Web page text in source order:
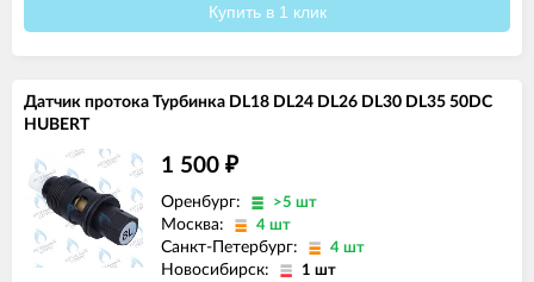
Купить в 1 клик
Датчик протока Турбинка DL18 DL24 DL26 DL30 DL35 50DC
HUBERT
1 500 ₽
Оренбург: >5 шт
Москва: 4 шт
Санкт-Петербург: 4 шт
Новосибирск: 1 шт